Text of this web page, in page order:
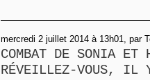
mercredi 2 juillet 2014 à 13h01, par
COMBAT DE SONIA ET
RÉVEILLEZ-VOUS,